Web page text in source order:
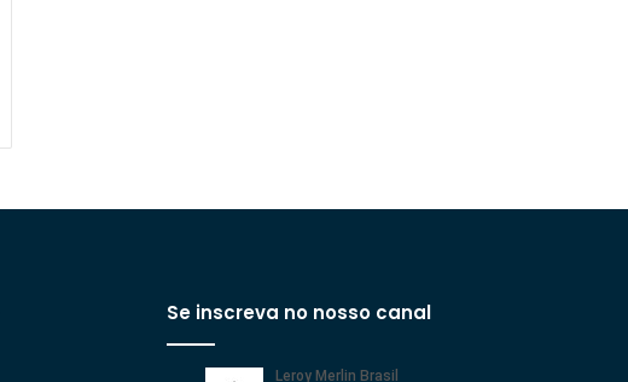
Se inscreva no nosso canal